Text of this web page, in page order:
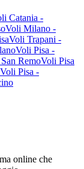
Catania -
Voli Milano -
Voli Trapani -
Voli Pisa -
RemoVoli Pisa
Voli Pisa -
online che